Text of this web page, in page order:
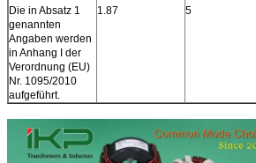
Die in Absatz 1
genannten
Angaben werden
in Anhang I der
Verordnung (EU)
Nr. 1095/2010
aufgeführt.
1.87 5